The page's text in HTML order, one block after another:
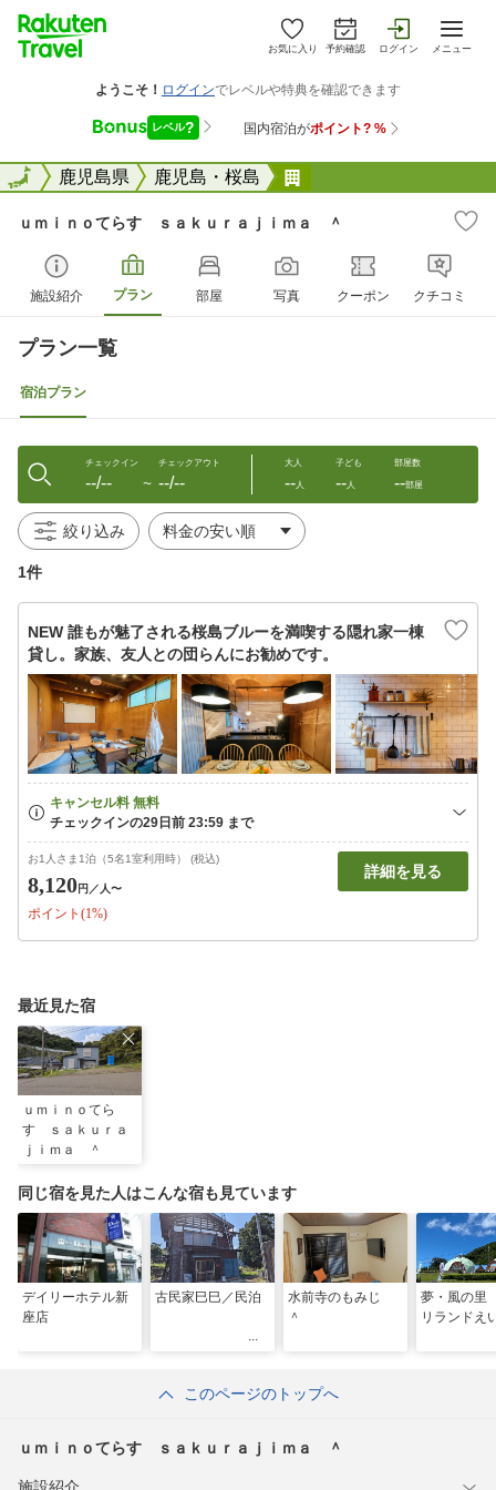
お気に入り 予約確認 ログイン メニュー
全国鹿児島県 鹿児島・桜島
全国
ｕｍｉｎｏてらす ｓａｋｕｒａｊｉｍａ ＾
施設紹介 プラン 部屋 写真 クーポン クチコミ
プラン一覧
宿泊プラン
チェックイン
--/-- 〜
チェックアウト
--/--
大人
--人
子ども
--人
部屋数
--部屋
絞り込み
1件
NEW 誰もが魅了される桜島ブルーを満喫する隠れ家一棟
貸し。家族、友人との団らんにお勧めです。
お1人さま1泊（5名1室利用時） (税込)
8,120円 ／人〜
ポイント(1%)
詳細を見る
最近見た宿
ｕｍｉｎｏてら
す ｓａｋｕｒａ
ｊｉｍａ ＾
同じ宿を見た人はこんな宿も見ています
デイリーホテル新
座店
古民家巳巳／民泊
水前寺のもみじ
＾
夢・風の
リランドえ
このページのトップへ
ｕｍｉｎｏてらす ｓａｋｕｒａｊｉｍａ ＾